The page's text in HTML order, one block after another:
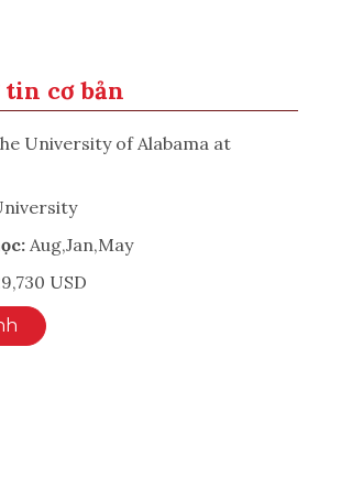
cơ bản
University of Alabama at
Aug,Jan,May
USD